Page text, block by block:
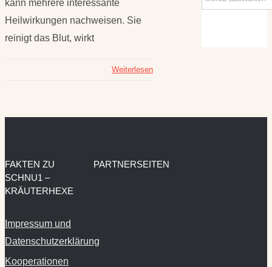
kann mehrere interessante
Heilwirkungen nachweisen. Sie
reinigt das Blut, wirkt
Weiterlesen
FAKTEN ZU
SCHNU1 –
KRÄUTERHEXE
Impressum und
Datenschutzerklärung
Kooperationen
PARTNERSEITEN